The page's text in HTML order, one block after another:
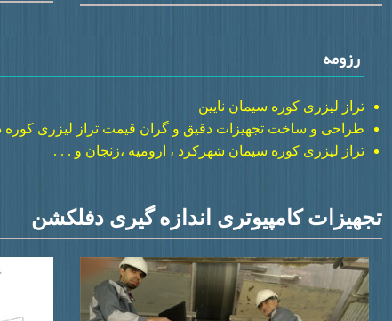
رزومه
تراز لیزری کوره سیمان نایین
طراحی و ساخت تجهیزات دقیق و گران قیمت تراز لیزری کوره
تراز لیزری کوره سیمان شهرکرد ، ارومیه ،زنجان و . . .
تجهیزات کامپیوتری اندازه گیری دفلکشن